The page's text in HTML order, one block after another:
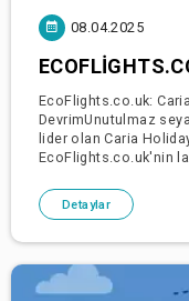
08.04.2025
EcoFlights.co.uk:
DevrimUnutulmaz
lider olan Caria
EcoFlights.co.uk'nin
dönüş
Detaylar